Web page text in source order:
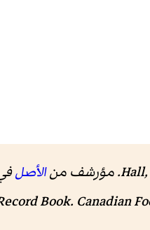
الأصلفي 23
Book. Canadian